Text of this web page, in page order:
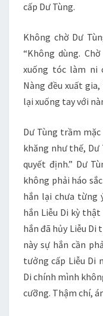
cấp Dư Tùng.
Không chờ Dư
“Không dùng.
xuống tóc làm ni
Nàng đều xuất
lại xuống tay với
Dư Tùng trầm
khăng như thế,
quyết định.” Dư
không phải háo
hắn lại chưa từng
hắn Liễu Di kỳ
hắn đã hủy Liễu Di
này sự hắn cần
tưởng cấp Liễu Di
Di chính mình
cưỡng. Thậm chí,